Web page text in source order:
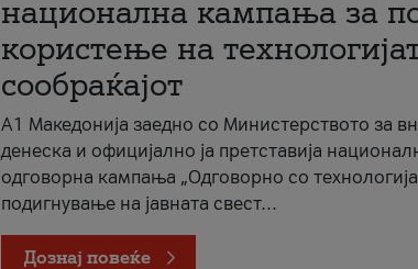
национална кампања за
користење на
сообраќајот
A1 Македонија заедно со Министерството за
денеска и официјално ја претставија
одговорна кампања „Одговорно со
подигнување на јавната свест...
Дознај повеќе